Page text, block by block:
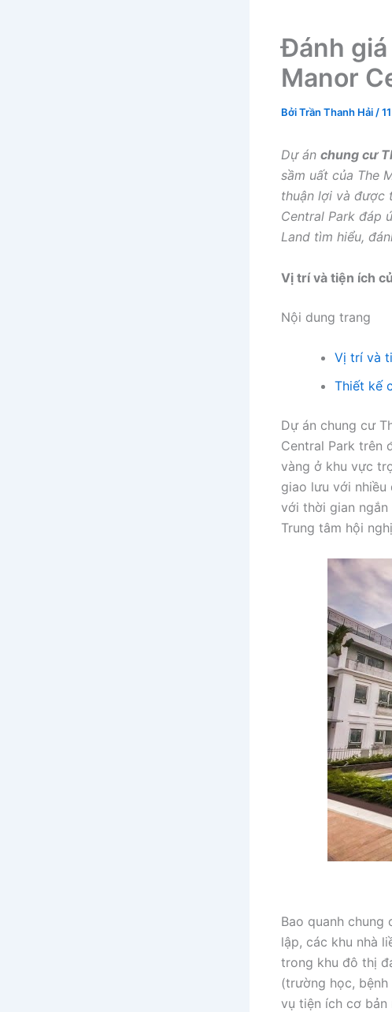
Đánh
Manor
BởiTrần Thanh Hải /
Dự án chung cư
sầm uất của The
thuận lợi và được
Central Park đáp
Land tìm hiểu,
Vị trí và tiện ích
Nội dung trang
Vị trí và
Thiết kế
Dự án chung cư
Central Park trên
vàng ở khu vực
giao lưu với
với thời gian
Trung tâm hội
Bao quanh
lập, các khu nhà
trong khu đô thị
(trường học,
vụ tiện ích cơ bản